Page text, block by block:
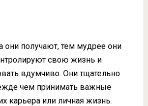
получают, тем мудрее они
свою жизнь и
вдумчиво. Они тщательно
чем принимать важные
карьера или личная жизнь.